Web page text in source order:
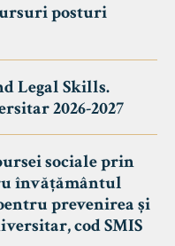
posturi
Legal Skills.
2026-2027
sociale prin
învățământul
prevenirea și
cod SMIS